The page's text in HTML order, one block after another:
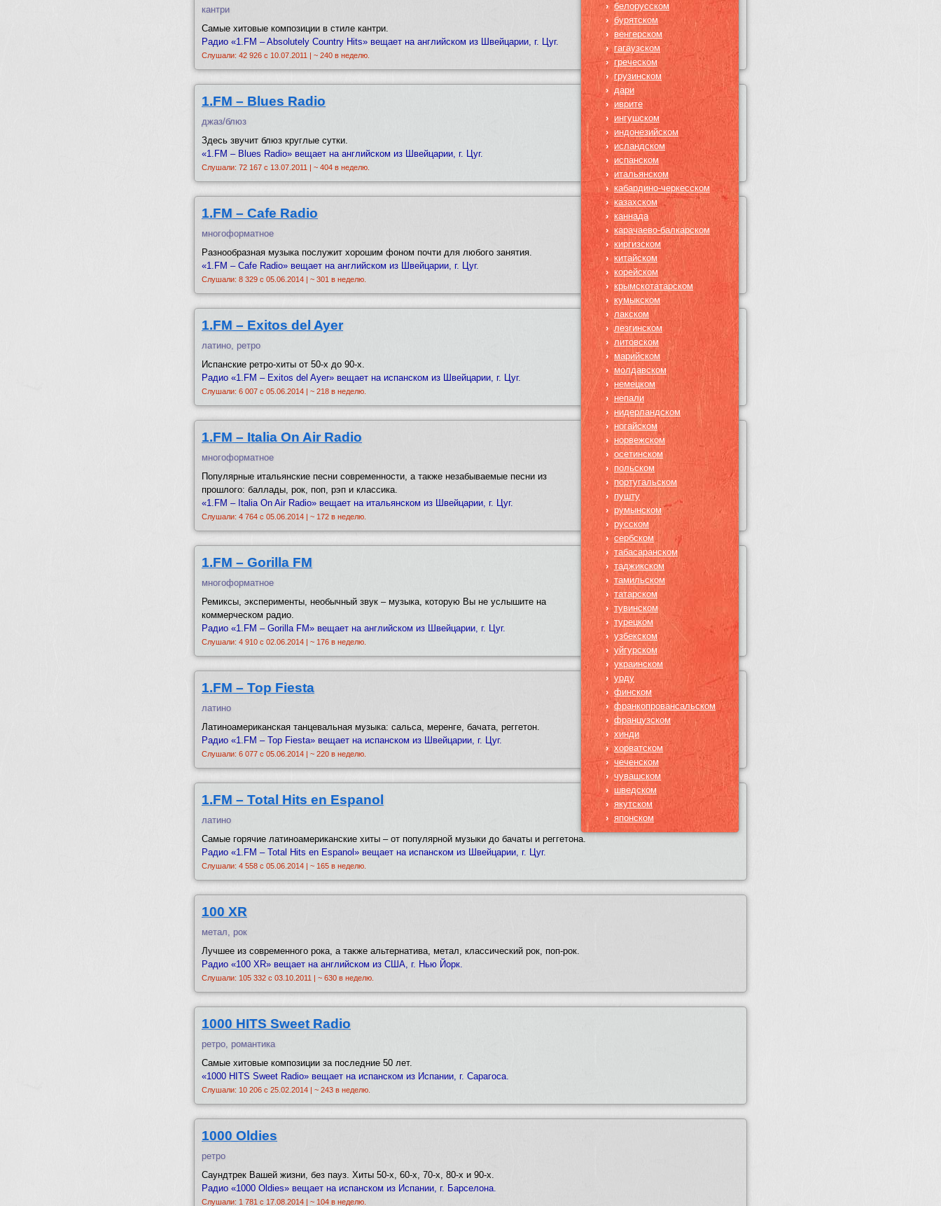
кантри
Самые хитовые композиции в стиле кантри.
Радио «1.FM – Absolutely Country Hits» вещает на английском из Швейцарии, г. Цуг.
Слушали: 42 926 с 10.07.2011 | ~ 240 в неделю.
1.FM – Blues Radio
джаз/блюз
Здесь звучит блюз круглые сутки.
«1.FM – Blues Radio» вещает на английском из Швейцарии, г. Цуг.
Слушали: 72 167 с 13.07.2011 | ~ 404 в неделю.
1.FM – Cafe Radio
многоформатное
Разнообразная музыка послужит хорошим фоном почти для любого занятия.
«1.FM – Cafe Radio» вещает на английском из Швейцарии, г. Цуг.
Слушали: 8 329 с 05.06.2014 | ~ 301 в неделю.
1.FM – Exitos del Ayer
латино, ретро
Испанские ретро-хиты от 50-х до 90-х.
Радио «1.FM – Exitos del Ayer» вещает на испанском из Швейцарии, г. Цуг.
Слушали: 6 007 с 05.06.2014 | ~ 218 в неделю.
1.FM – Italia On Air Radio
многоформатное
Популярные итальянские песни современности, а также незабываемые песни из
прошлого: баллады, рок, поп, рэп и классика.
«1.FM – Italia On Air Radio» вещает на итальянском из Швейцарии, г. Цуг.
Слушали: 4 764 с 05.06.2014 | ~ 172 в неделю.
1.FM – Gorilla FM
многоформатное
Ремиксы, эксперименты, необычный звук – музыка, которую Вы не услышите на
коммерческом радио.
Радио «1.FM – Gorilla FM» вещает на английском из Швейцарии, г. Цуг.
Слушали: 4 910 с 02.06.2014 | ~ 176 в неделю.
1.FM – Top Fiesta
латино
Латиноамериканская танцевальная музыка: сальса, меренге, бачата, реггетон.
Радио «1.FM – Top Fiesta» вещает на испанском из Швейцарии, г. Цуг.
Слушали: 6 077 с 05.06.2014 | ~ 220 в неделю.
1.FM – Total Hits en Espanol
латино
Самые горячие латиноамериканские хиты – от популярной музыки до бачаты и реггетона.
Радио «1.FM – Total Hits en Espanol» вещает на испанском из Швейцарии, г. Цуг.
Слушали: 4 558 с 05.06.2014 | ~ 165 в неделю.
100 XR
метал, рок
Лучшее из современного рока, а также альтернатива, метал, классический рок, поп-рок.
Радио «100 XR» вещает на английском из США, г. Нью Йорк.
Слушали: 105 332 с 03.10.2011 | ~ 630 в неделю.
1000 HITS Sweet Radio
ретро, романтика
Самые хитовые композиции за последние 50 лет.
«1000 HITS Sweet Radio» вещает на испанском из Испании, г. Сарагоса.
Слушали: 10 206 с 25.02.2014 | ~ 243 в неделю.
1000 Oldies
ретро
Саундтрек Вашей жизни, без пауз. Хиты 50-х, 60-х, 70-х, 80-х и 90-х.
Радио «1000 Oldies» вещает на испанском из Испании, г. Барселона.
Слушали: 1 781 с 17.08.2014 | ~ 104 в неделю.
› белорусском
› бурятском
› венгерском
› гагаузском
› греческом
› грузинском
› дари
› иврите
› ингушском
› индонезийском
› исландском
› испанском
› итальянском
› кабардино-черкесском
› казахском
› каннада
› карачаево-балкарском
› киргизском
› китайском
› корейском
› крымскотатарском
› кумыкском
› лакском
› лезгинском
› литовском
› марийском
› молдавском
› немецком
› непали
› нидерландском
› ногайском
› норвежском
› осетинском
› польском
› португальском
› пушту
› румынском
› русском
› сербском
› табасаранском
› таджикском
› тамильском
› татарском
› тувинском
› турецком
› узбекском
› уйгурском
› украинском
› урду
› финском
› франкопровансальском
› французском
› хинди
› хорватском
› чеченском
› чувашском
› шведском
› якутском
› японском